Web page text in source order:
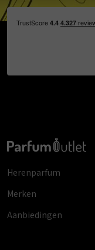
Herenparfum
Merken
Aanbiedingen